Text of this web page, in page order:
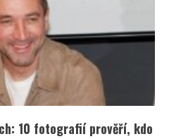
10 fotografií prověří, kdo